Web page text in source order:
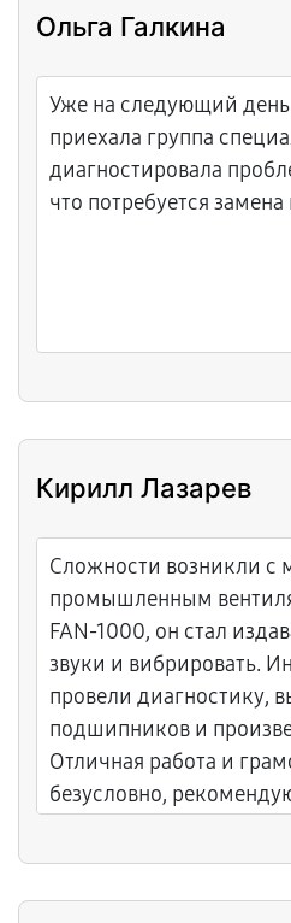
Ольга Галкина
Уже на следующий
приехала группа
диагностировала
что потребуется
Кирилл Лазарев
Сложности возникли
промышленным
FAN-1000, он стал
звуки и вибрировать.
провели диагностику,
подшипников и
Отличная работа и
безусловно,